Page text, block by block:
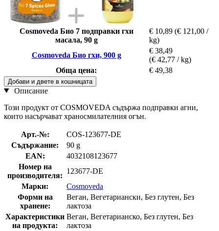
Cosmoveda Био 7 подправки гхи
масала, 90 g
€ 10,89 (€ 121,00 /
kg)
Cosmoveda Био гхи, 900 g
€ 38,49
(€ 42,77 / kg)
Обща цена:
€ 49,38
Добави и двете в кошницата
Описание
Този продукт от COSMOVEDA съдържа подправки агни,
които насърчават храносмилателния огън.
Арт.-№:
COS-123677-DE
Съдържание:
90 g
EAN:
4032108123677
Номер на
производителя:
123677-DE
Марки:
Cosmoveda
Форми на
хранене:
Веган, Вегетариански, Без глутен, Без
лактоза
Характеристики
на продукта:
Веган, Вегетарианско, Без глутен, Без
лактоза